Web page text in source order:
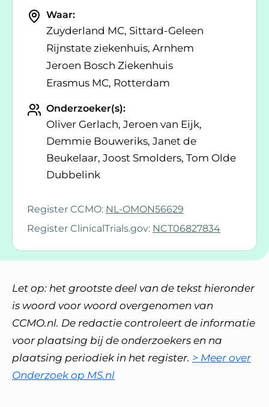
Waar:
Zuyderland MC, Sittard-Geleen
Rijnstate ziekenhuis, Arnhem
Jeroen Bosch Ziekenhuis
Erasmus MC, Rotterdam
Onderzoeker(s):
Oliver Gerlach, Jeroen van Eijk,
Demmie Bouweriks, Janet de
Beukelaar, Joost Smolders, Tom Olde
Dubbelink
Register CCMO: NL-OMON56629
Register ClinicalTrials.gov: NCT06827834
Let op: het grootste deel van de tekst hieronder
is woord voor woord overgenomen van
CCMO.nl. De redactie controleert de informatie
voor plaatsing bij de onderzoekers en na
plaatsing periodiek in het register. > Meer over
Onderzoek op MS.nl